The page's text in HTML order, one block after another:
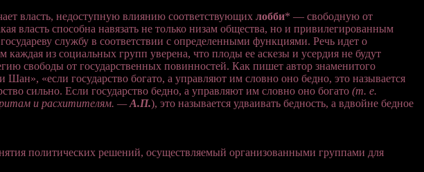
власть, недоступную влиянию соответствующих лобби* — свободную от
власть способна навязать не только низам общества, но и привилегированным
службу в соответствии с определенными функциями. Речь идет о
каждая из социальных групп уверена, что плоды ее аскезы и усердия не будут
свободы от государственных повинностей. Как пишет автор знаменитого
Шан», «если государство богато, а управляют им словно оно бедно, это называется
сильно. Если государство бедно, а управляют им словно оно богато (т. е.
и расхитителям. —А.П.), это называется удваивать бедность, а вдвойне бедное
политических решений, осуществляемый организованными группами для